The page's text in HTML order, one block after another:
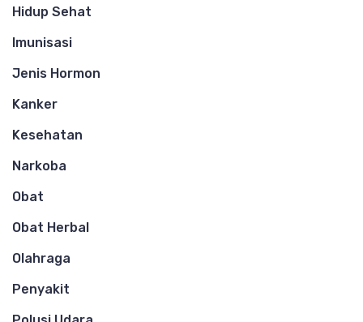
Hidup Sehat
Imunisasi
Jenis Hormon
Kanker
Kesehatan
Narkoba
Obat
Obat Herbal
Olahraga
Penyakit